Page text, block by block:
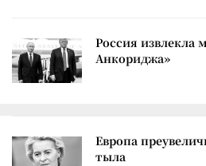
Россия извлекла
Анкориджа»
Европа
тыла